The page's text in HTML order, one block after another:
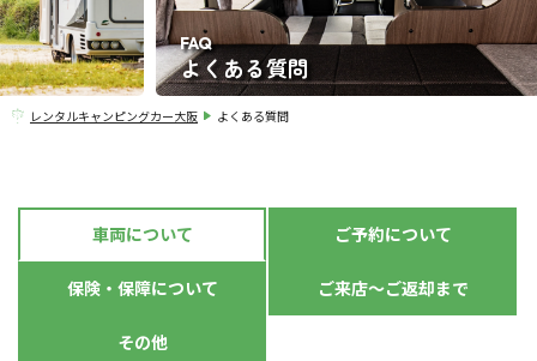
FAQ
よくある質問
レンタルキャンピングカー大阪 よくある質問
車両について ご予約について
保険・保障について ご来店～ご返却まで
その他